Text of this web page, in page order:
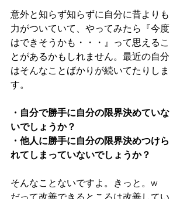
意外と知らず知らずに自分に昔よりも
力がついていて、やってみたら『今度
はできそうかも・・・』って思えるこ
とがあるかもしれません。最近の自分
はそんなことばかりが続いてたりしま
す。
・自分で勝手に自分の限界決めていな
いでしょうか？
・他人に勝手に自分の限界決めつけら
れてしまっていないでしょうか？
そんなことないですよ。きっと。w
だって改善できるところは改善してい